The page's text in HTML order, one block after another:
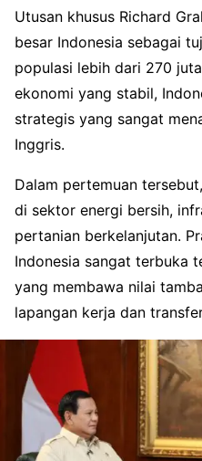
Utusan khusus Richard
besar Indonesia sebagai
populasi lebih dari 270
ekonomi yang stabil,
strategis yang sangat
Inggris.
Dalam pertemuan
di sektor energi bersih,
pertanian berkelanjutan.
Indonesia sangat terbuka
yang membawa nilai
lapangan kerja dan